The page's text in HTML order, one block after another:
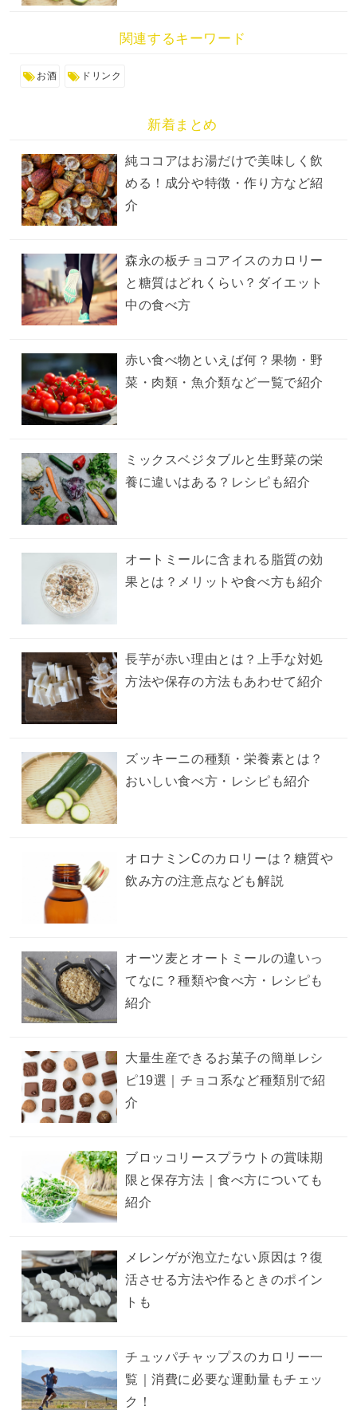
関連するキーワード
お酒 ドリンク
新着まとめ
純ココアはお湯だけで美味しく飲
める！成分や特徴・作り方など紹
介
森永の板チョコアイスのカロリー
と糖質はどれくらい？ダイエット
中の食べ方
赤い食べ物といえば何？果物・野
菜・肉類・魚介類など一覧で紹介
ミックスベジタブルと生野菜の栄
養に違いはある？レシピも紹介
オートミールに含まれる脂質の効
果とは？メリットや食べ方も紹介
長芋が赤い理由とは？上手な対処
方法や保存の方法もあわせて紹介
ズッキーニの種類・栄養素とは？
おいしい食べ方・レシピも紹介
オロナミンCのカロリーは？糖質や
飲み方の注意点なども解説
オーツ麦とオートミールの違いっ
てなに？種類や食べ方・レシピも
紹介
大量生産できるお菓子の簡単レシ
ピ19選｜チョコ系など種類別で紹
介
ブロッコリースプラウトの賞味期
限と保存方法｜食べ方についても
紹介
メレンゲが泡立たない原因は？復
活させる方法や作るときのポイン
トも
チュッパチャップスのカロリー一
覧｜消費に必要な運動量もチェッ
ク！